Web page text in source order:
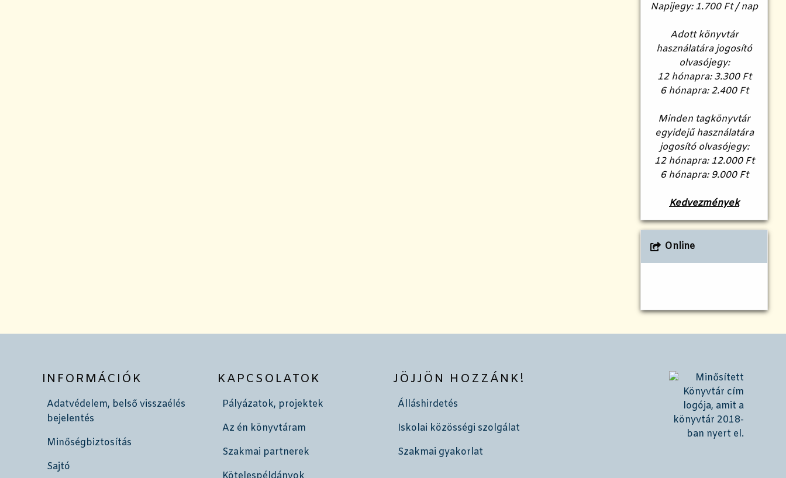
Napijegy: 1.700 Ft / nap
Adott könyvtár
használatára jogosító
olvasójegy:
12 hónapra: 3.300 Ft
6 hónapra: 2.400 Ft
Minden tagkönyvtár
egyidejű használatára
jogosító olvasójegy:
12 hónapra: 12.000 Ft
6 hónapra: 9.000 Ft
Kedvezmények
Online
INFORMÁCIÓK
Adatvédelem, belső visszaélés
bejelentés
Minőségbiztosítás
Sajtó
KAPCSOLATOK
Pályázatok, projektek
Az én könyvtáram
Szakmai partnerek
JÖJJÖN HOZZÁNK!
Álláshirdetés
Iskolai közösségi szolgálat
Szakmai gyakorlat